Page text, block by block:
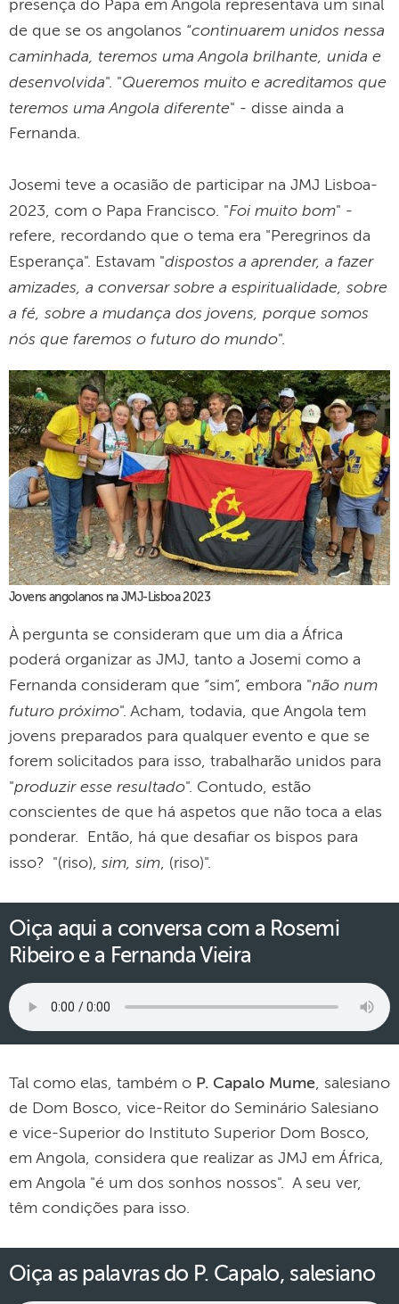
presença do Papa em Angola representava um sinal
de que se os angolanos “continuarem unidos nessa
caminhada, teremos uma Angola brilhante, unida e
desenvolvida". "Queremos muito e acreditamos que
teremos uma Angola diferente" - disse ainda a
Fernanda.
Josemi teve a ocasião de participar na JMJ Lisboa-
2023, com o Papa Francisco. "Foi muito bom" -
refere, recordando que o tema era "Peregrinos da
Esperança". Estavam "dispostos a aprender, a fazer
amizades, a conversar sobre a espiritualidade, sobre
a fé, sobre a mudança dos jovens, porque somos
nós que faremos o futuro do mundo".
Jovens angolanos na JMJ-Lisboa 2023
À pergunta se consideram que um dia a África
poderá organizar as JMJ, tanto a Josemi como a
Fernanda consideram que “sim”, embora "não num
futuro próximo". Acham, todavia, que Angola tem
jovens preparados para qualquer evento e que se
forem solicitados para isso, trabalharão unidos para
"produzir esse resultado". Contudo, estão
conscientes de que há aspetos que não toca a elas
ponderar. Então, há que desafiar os bispos para
isso? "(riso), sim, sim , (riso)".
Oiça aqui a conversa com a Rosemi
Ribeiro e a Fernanda Vieira
Tal como elas, também o P. Capalo Mume , salesiano
de Dom Bosco, vice-Reitor do Seminário Salesiano
e vice-Superior do Instituto Superior Dom Bosco,
em Angola, considera que realizar as JMJ em África,
em Angola "é um dos sonhos nossos". A seu ver,
têm condições para isso.
Oiça as palavras do P. Capalo, salesiano